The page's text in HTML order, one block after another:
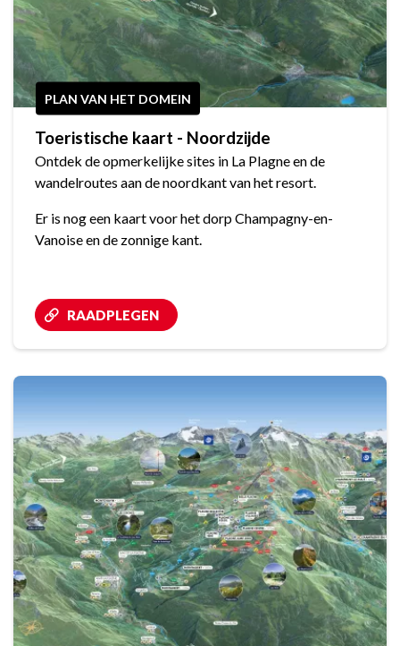
PLAN VAN HET DOMEIN
Toeristische kaart - Noordzijde
Ontdek de opmerkelijke sites in La Plagne en de
wandelroutes aan de noordkant van het resort.
Er is nog een kaart voor het dorp Champagny-en-
Vanoise en de zonnige kant.
RAADPLEGEN